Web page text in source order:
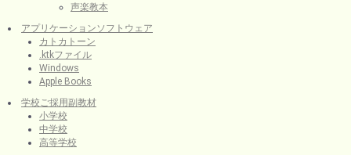
声楽教本
アプリケーションソフトウェア
カトカトーン
.ktkファイル
Windows
Apple Books
学校ご採用副教材
小学校
中学校
高等学校